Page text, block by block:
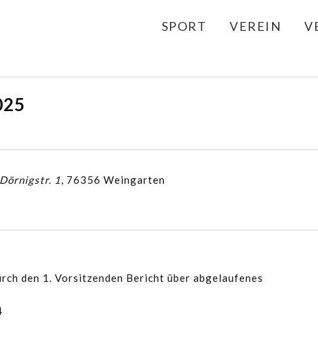
SPORT VEREIN
1, 76356 Weingarten
den 1. Vorsitzenden Bericht über abgelaufenes